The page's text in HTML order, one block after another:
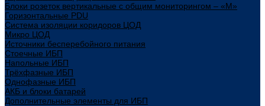
Блоки розеток вертикальные с общим мониторингом – «М»
Горизонтальные PDU
Система изоляции коридоров ЦОД
Микро ЦОД
Источники бесперебойного питания
Стоечные ИБП
Напольные ИБП
Трёхфазные ИБП
Однофазные ИБП
АКБ и блоки батарей
Дополнительные элементы для ИБП